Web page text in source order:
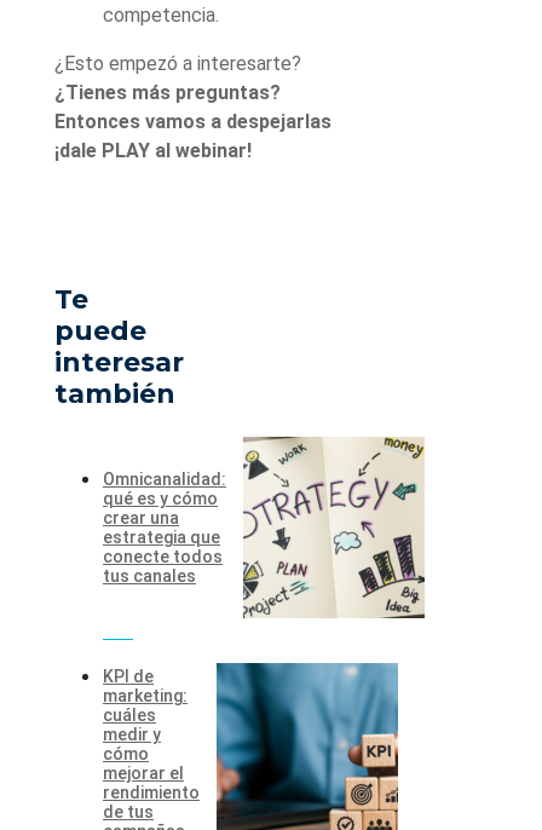
competencia.
¿Esto empezó a interesarte?
¿Tienes más preguntas?
Entonces vamos a despejarlas
¡dale PLAY al webinar!
Te
puede
interesar
también
Omnicanalidad:
qué es y cómo
crear una
estrategia que
conecte todos
tus canales
KPI de
marketing:
cuáles
medir y
cómo
mejorar el
rendimiento
de tus